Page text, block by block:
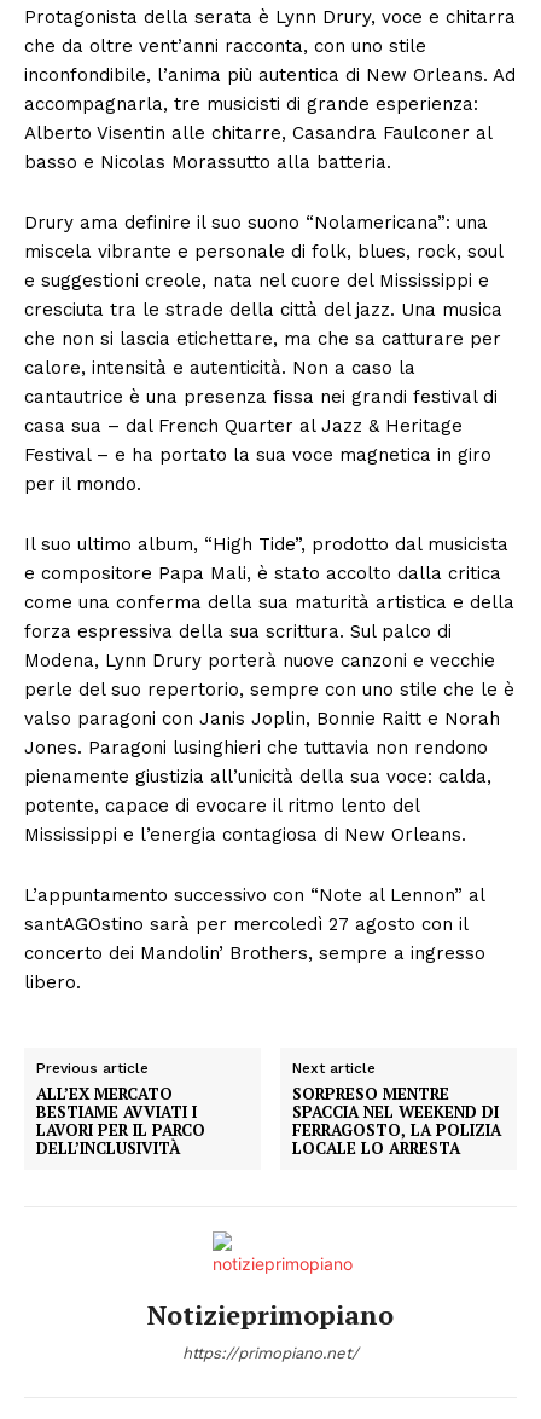
Protagonista della serata è Lynn Drury, voce e chitarra
che da oltre vent’anni racconta, con uno stile
inconfondibile, l’anima più autentica di New Orleans. Ad
accompagnarla, tre musicisti di grande esperienza:
Alberto Visentin alle chitarre, Casandra Faulconer al
basso e Nicolas Morassutto alla batteria.
Drury ama definire il suo suono “Nolamericana”: una
miscela vibrante e personale di folk, blues, rock, soul
e suggestioni creole, nata nel cuore del Mississippi e
cresciuta tra le strade della città del jazz. Una musica
che non si lascia etichettare, ma che sa catturare per
calore, intensità e autenticità. Non a caso la
cantautrice è una presenza fissa nei grandi festival di
casa sua – dal French Quarter al Jazz & Heritage
Festival – e ha portato la sua voce magnetica in giro
per il mondo.
Il suo ultimo album, “High Tide”, prodotto dal musicista
e compositore Papa Mali, è stato accolto dalla critica
come una conferma della sua maturità artistica e della
forza espressiva della sua scrittura. Sul palco di
Modena, Lynn Drury porterà nuove canzoni e vecchie
perle del suo repertorio, sempre con uno stile che le è
valso paragoni con Janis Joplin, Bonnie Raitt e Norah
Jones. Paragoni lusinghieri che tuttavia non rendono
pienamente giustizia all’unicità della sua voce: calda,
potente, capace di evocare il ritmo lento del
Mississippi e l’energia contagiosa di New Orleans.
L’appuntamento successivo con “Note al Lennon” al
santAGOstino sarà per mercoledì 27 agosto con il
concerto dei Mandolin’ Brothers, sempre a ingresso
libero.
Previous article
ALL’EX MERCATO
BESTIAME AVVIATI I
LAVORI PER IL PARCO
DELL’INCLUSIVITÀ
Next article
SORPRESO MENTRE
SPACCIA NEL WEEKEND DI
FERRAGOSTO, LA POLIZIA
LOCALE LO ARRESTA
Notizieprimopiano
https://primopiano.net/